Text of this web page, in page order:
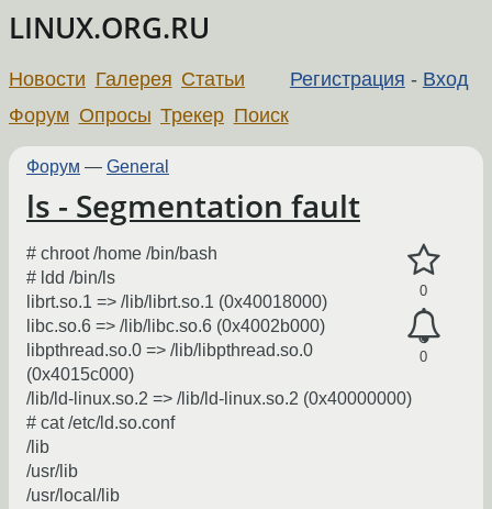
LINUX.ORG.RU
Регистрация - Вход
Новости Галерея Статьи
Форум Опросы Трекер Поиск
Форум — General
ls - Segmentation fault
0
0
# chroot /home /bin/bash
# ldd /bin/ls
librt.so.1 => /lib/librt.so.1 (0x40018000)
libc.so.6 => /lib/libc.so.6 (0x4002b000)
libpthread.so.0 => /lib/libpthread.so.0
(0x4015c000)
/lib/ld-linux.so.2 => /lib/ld-linux.so.2 (0x40000000)
# cat /etc/ld.so.conf
/lib
/usr/lib
/usr/local/lib